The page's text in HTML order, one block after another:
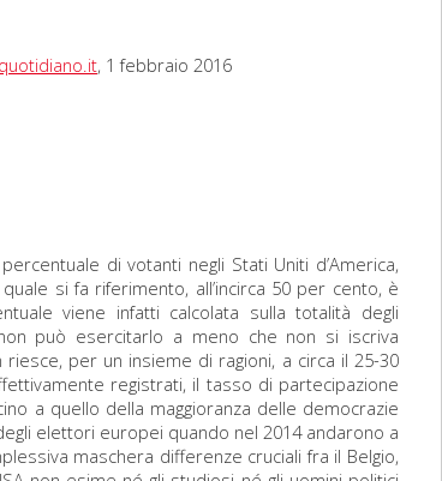
, 1 febbraio 2016
di votanti negli Stati Uniti d’America,
si fa riferimento, all’incirca 50 per cento, è
viene infatti calcolata sulla totalità degli
può esercitarlo a meno che non si iscriva
per un insieme di ragioni, a circa il 25-30
registrati, il tasso di partecipazione
a quello della maggioranza delle democrazie
elettori europei quando nel 2014 andarono a
maschera differenze cruciali fra il Belgio,